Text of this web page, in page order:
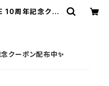
10周年記念クー
クーポン配布中✨